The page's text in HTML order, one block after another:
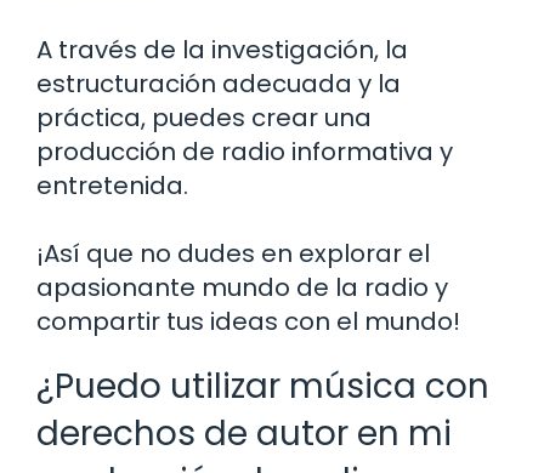
A través de la investigación, la
estructuración adecuada y la
práctica, puedes crear una
producción de radio informativa y
entretenida.
¡Así que no dudes en explorar el
apasionante mundo de la radio y
compartir tus ideas con el mundo!
¿Puedo utilizar música con
derechos de autor en mi